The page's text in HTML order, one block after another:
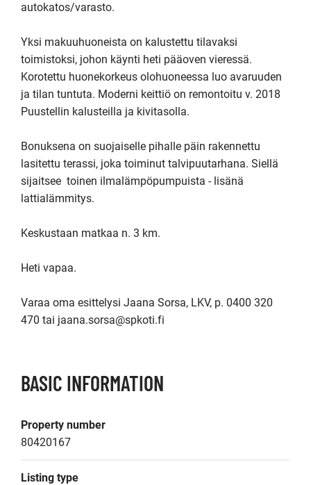
autokatos/varasto.
Yksi makuuhuoneista on kalustettu tilavaksi
toimistoksi, johon käynti heti pääoven vieressä.
Korotettu huonekorkeus olohuoneessa luo avaruuden
ja tilan tuntuta. Moderni keittiö on remontoitu v. 2018
Puustellin kalusteilla ja kivitasolla.
Bonuksena on suojaiselle pihalle päin rakennettu
lasitettu terassi, joka toiminut talvipuutarhana. Siellä
sijaitsee  toinen ilmalämpöpumpuista - lisänä
lattialämmitys.
Keskustaan matkaa n. 3 km.
Heti vapaa.
Varaa oma esittelysi Jaana Sorsa, LKV, p. 0400 320
470 tai jaana.sorsa@spkoti.fi
BASIC INFORMATION
Property number
80420167
Listing type